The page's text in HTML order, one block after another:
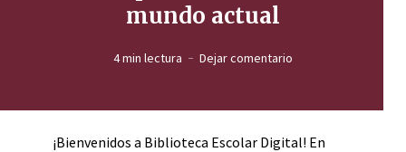
mundo actual
4 min lectura Dejar comentario
¡Bienvenidos a Biblioteca Escolar Digital! En